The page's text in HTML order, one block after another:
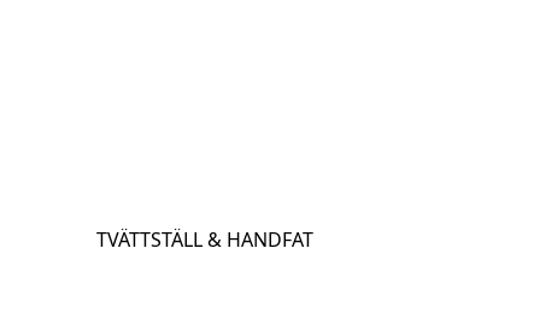
TVÄTTSTÄLL & HANDFAT